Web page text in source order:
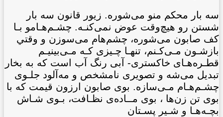
سه بار محكم منو می‌شوره. زيور قانون سه بار
شستن رو هيچ‌وقت عوض نمی‌کنـه. چشـم‌هـامو بـا
کف صابون می‌شوره، چشم‌هام می‌سوزن و وقتي
بازشـون مـی‌کـنم، تنهـا چـيزی کـه مـی‌بينيـم
قطـره‌هـای خاکستری- آبی رنگ آب است که به بخار
تبديل می‌شه و تصويری نامشخص و مه‌آلود جلـوی
چشـم‌هـام مـی‌سازه. بوی صابون ارزون قيمت که با
بوی تن زن‌ها ، بوی مــاده‌ی نظـافت، بـوی شـاش
بچـه‌هـا و شـير پسـتان